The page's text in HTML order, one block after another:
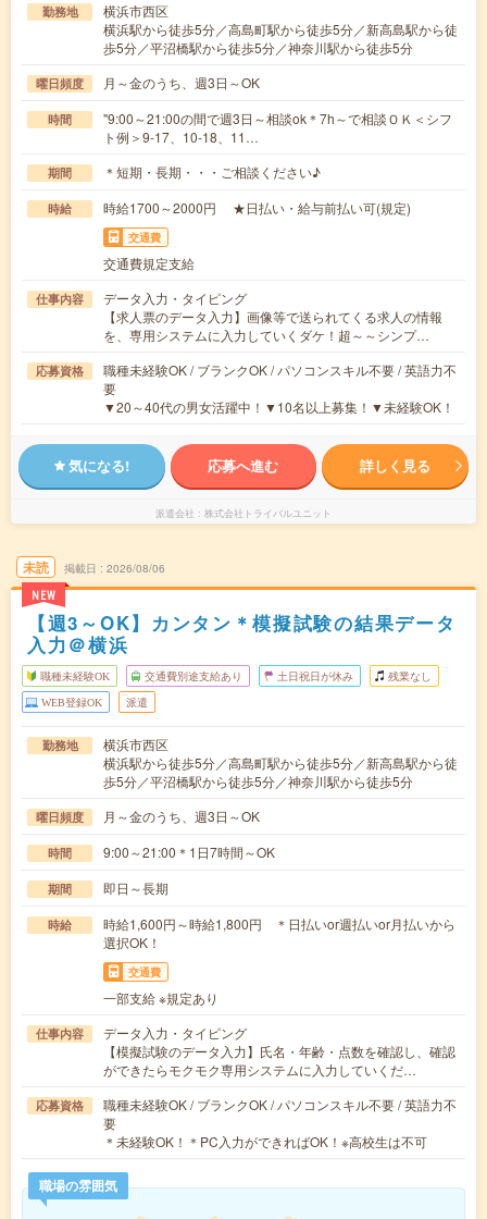
勤務地
横浜市西区
横浜駅から徒歩5分／高島町駅から徒歩5分／新高島駅から徒
歩5分／平沼橋駅から徒歩5分／神奈川駅から徒歩5分
曜日頻度 月～金のうち、週3日～OK
時間
"9:00～21:00の間で週3日～相談ok＊7h～で相談ＯＫ＜シフ
ト例＞9-17、10-18、11…
期間 ＊短期・長期・・・ご相談ください♪
時給 時給1700～2000円 ★日払い・給与前払い可(規定)
交通費
交通費規定支給
仕事内容
データ入力・タイピング
【求人票のデータ入力】画像等で送られてくる求人の情報
を、専用システムに入力していくダケ！超～～シンプ…
応募資格
職種未経験OK / ブランクOK / パソコンスキル不要 / 英語力不
要
▼20～40代の男女活躍中！▼10名以上募集！▼未経験OK！
気になる! 応募へ進む 詳しく見る
派遣会社 株式会社トライバルユニット
未読
NEW
掲載日 2026/08/06
【週3～OK】カンタン＊模擬試験の結果データ
入力＠横浜
職種未経験OK 交通費別途支給あり 土日祝日が休み 残業なし
WEB登録OK 派遣
勤務地
横浜市西区
横浜駅から徒歩5分／高島町駅から徒歩5分／新高島駅から徒
歩5分／平沼橋駅から徒歩5分／神奈川駅から徒歩5分
曜日頻度 月～金のうち、週3日～OK
時間 9:00～21:00＊1日7時間～OK
期間 即日～長期
時給
時給1,600円～時給1,800円 ＊日払いor週払いor月払いから
選択OK！
交通費
一部支給 ※規定あり
仕事内容
データ入力・タイピング
【模擬試験のデータ入力】氏名・年齢・点数を確認し、確認
ができたらモクモク専用システムに入力していくだ…
応募資格
職種未経験OK / ブランクOK / パソコンスキル不要 / 英語力不
要
＊未経験OK！＊PC入力ができればOK！※高校生は不可
職場の雰囲気